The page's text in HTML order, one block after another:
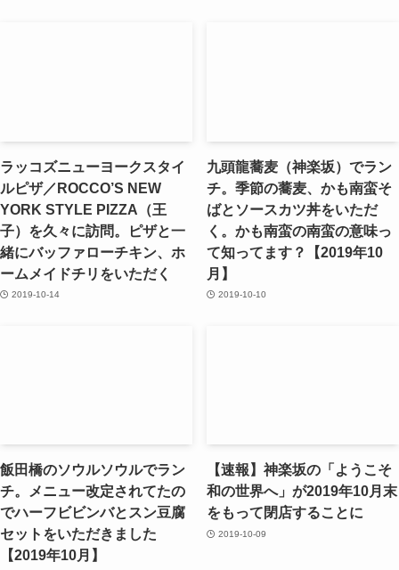
ラッコズニューヨークスタイ
ルピザ／ROCCO’S NEW
YORK STYLE PIZZA（王
子）を久々に訪問。ピザと一
緒にバッファローチキン、ホ
ームメイドチリをいただく
2019-10-14
九頭龍蕎麦（神楽坂）でラン
チ。季節の蕎麦、かも南蛮そ
ばとソースカツ丼をいただ
く。かも南蛮の南蛮の意味っ
て知ってます？【2019年10
月】
2019-10-10
飯田橋のソウルソウルでラン
チ。メニュー改定されてたの
でハーフビビンバとスン豆腐
セットをいただきました
【2019年10月】
【速報】神楽坂の「ようこそ
和の世界へ」が2019年10月末
をもって閉店することに
2019-10-09